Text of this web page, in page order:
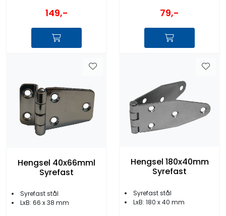
149,- 79,-
Hengsel 40x66mml
Syrefast
Syrefast stål
LxB: 66 x 38 mm
Hengsel 180x40mm
Syrefast
Syrefast stål
LxB: 180 x 40 mm